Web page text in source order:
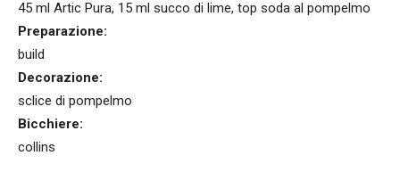
45 ml Artic Pura, 15 ml succo di lime, top soda al pompelmo
Preparazione:
build
Decorazione:
sclice di pompelmo
Bicchiere:
collins